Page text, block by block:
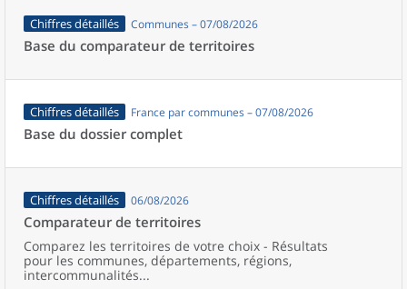
Chiffres détaillés Communes – 07/08/2026
Base du comparateur de territoires
Chiffres détaillés France par communes – 07/08/2026
Base du dossier complet
Chiffres détaillés 06/08/2026
Comparateur de territoires
Comparez les territoires de votre choix - Résultats
pour les communes, départements, régions,
intercommunalités...